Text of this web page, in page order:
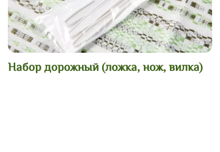
Набор дорожный (ложка, нож, вилка)